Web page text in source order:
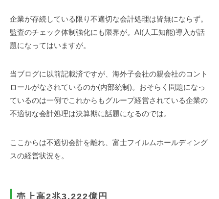
企業が存続している限り不適切な会計処理は皆無にならず。
監査のチェック体制強化にも限界が。AI(人工知能)導入が話
題になってはいますが。
当ブログに以前記載済ですが、海外子会社の親会社のコント
ロールがなされているのか(内部統制)。おそらく問題になっ
ているのは一例でこれからもグループ経営されている企業の
不適切な会計処理は決算期に話題になるのでは。
ここからは不適切会計を離れ、富士フイルムホールディング
スの経営状況を。
売上高2兆3,222億円